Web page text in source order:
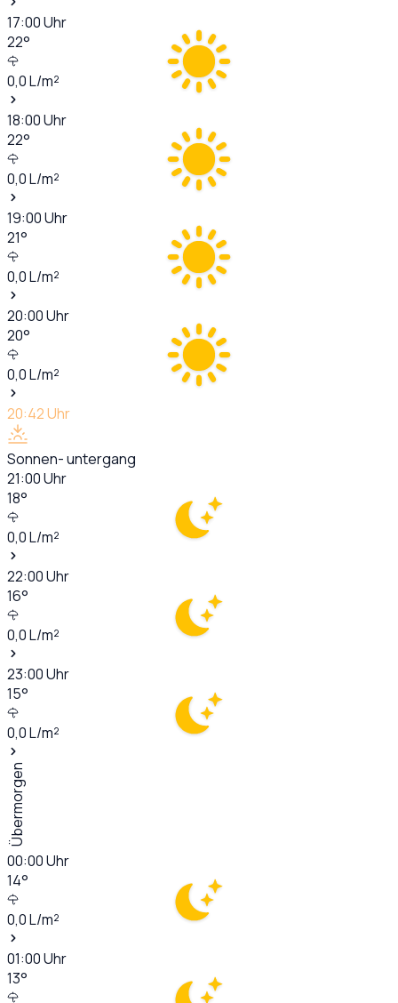
17:00Uhr
22°
0,0L/m²
18:00Uhr
22°
0,0L/m²
19:00Uhr
21°
0,0L/m²
20:00Uhr
20°
0,0L/m²
20:42Uhr
Sonnen- untergang
21:00Uhr
18°
0,0L/m²
22:00Uhr
16°
0,0L/m²
23:00Uhr
15°
0,0L/m²
Übermorgen
00:00Uhr
14°
0,0L/m²
01:00Uhr
13°